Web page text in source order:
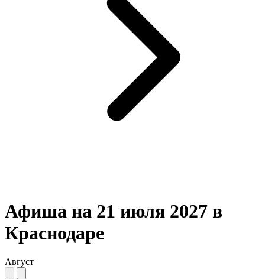
Афиша на 21 июля 2027 в
Краснодаре
Август